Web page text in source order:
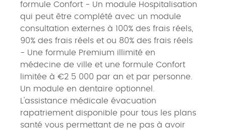
formule Confort - Un module Hospitalisation
qui peut être complété avec un module
consultation externes à 100% des frais réels,
90% des frais réels et ou 80% des frais réels
- Une formule Premium illimité en
médecine de ville et une formule Confort
limitée à €2 5 000 par an et par personne.
Un module en dentaire optionnel.
L'assistance médicale évacuation
rapatriement disponible pour tous les plans
santé vous permettant de ne pas à avoir